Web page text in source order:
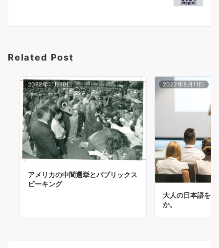
ン
Related Post
2022年11月10日
アメリカの中間選挙とパブリックス
ピーキング
2022年8月11日
大人の日本語を
か。